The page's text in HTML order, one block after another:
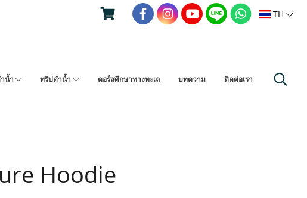
TH
น้ำ ทริปดำน้ำ คอร์สศึกษาทางทะเล บทความ ติดต่อเรา
Hoodie